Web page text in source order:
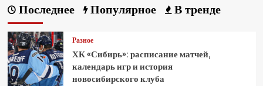
Последнее Популярное В тренде
Разное
ХК «Сибирь»: расписание матчей,
календарь игр и история
новосибирского клуба